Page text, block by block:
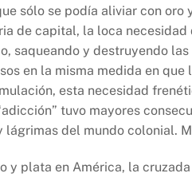
sólo se podía aliviar con oro
de capital, la loca
saqueando y destruyendo
en la misma medida en
esta necesidad
tuvo mayores
lágrimas del mundo colonial.
y plata en América, la